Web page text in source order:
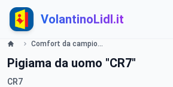
VolantinoLidl.it
Comfort da campioni Lidl
Pigiama da uomo "CR7"
CR7